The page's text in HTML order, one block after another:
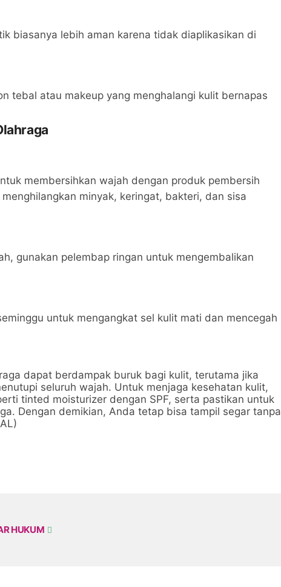
biasanya lebih aman karena tidak diaplikasikan di
tebal atau makeup yang menghalangi kulit bernapas
membersihkan wajah dengan produk pembersih
minyak, keringat, bakteri, dan sisa
gunakan pelembap ringan untuk mengembalikan
untuk mengangkat sel kulit mati dan mencegah
dapat berdampak buruk bagi kulit, terutama jika
seluruh wajah. Untuk menjaga kesehatan kulit,
tinted moisturizer dengan SPF, serta pastikan untuk
Dengan demikian, Anda tetap bisa tampil segar tanpa
HUKUM